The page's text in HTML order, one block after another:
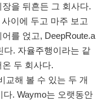
을 뒤흔든 그 회사다.
이에 두고 마주 보고
를 얹고, DeepRoute.a
다. 자율주행이라는 같
두 회사다.
교해 볼 수 있는 두 개
다. Waymo는 오랫동안